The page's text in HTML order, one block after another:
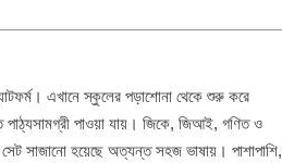
এখানে স্কুলের পড়াশোনা থেকে শুরু করে
পাওয়া যায়। জিকে, জিআই, গণিত ও
সাজানো হয়েছে অত্যন্ত সহজ ভাষায়। পাশাপাশি,